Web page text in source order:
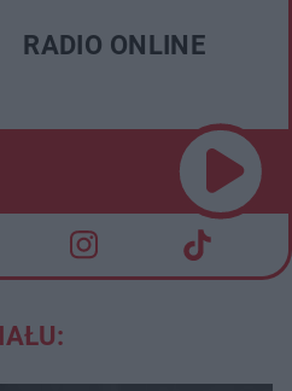
RADIO ONLINE